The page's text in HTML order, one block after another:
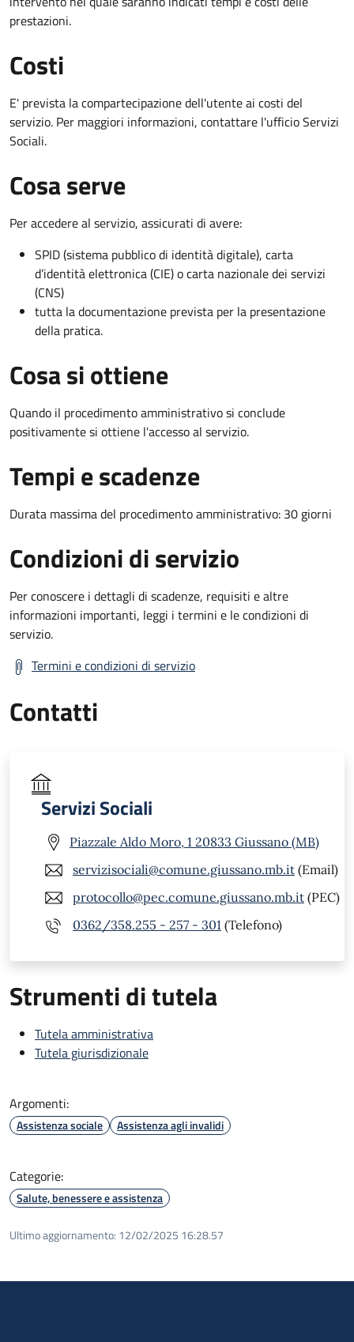
prestazioni.
Costi
E' prevista la compartecipazione dell'utente ai costi del
servizio. Per maggiori informazioni, contattare l'ufficio Servizi
Sociali.
Cosa serve
Per accedere al servizio, assicurati di avere:
SPID (sistema pubblico di identità digitale), carta
d’identità elettronica (CIE) o carta nazionale dei servizi
(CNS)
tutta la documentazione prevista per la presentazione
della pratica.
Cosa si ottiene
Quando il procedimento amministrativo si conclude
positivamente si ottiene l'accesso al servizio.
Tempi e scadenze
Durata massima del procedimento amministrativo: 30 giorni
Condizioni di servizio
Per conoscere i dettagli di scadenze, requisiti e altre
informazioni importanti, leggi i termini e le condizioni di
servizio.
Termini e condizioni di servizio
Contatti
Servizi Sociali
Piazzale Aldo Moro, 1 20833 Giussano (MB)
servizisociali@comune.giussano.mb.it (Email)
protocollo@pec.comune.giussano.mb.it (PEC)
0362/358.255 - 257 - 301 (Telefono)
Strumenti di tutela
Tutela amministrativa
Tutela giurisdizionale
Argomenti:
Assistenza sociale Assistenza agli invalidi
Categorie:
Salute, benessere e assistenza
Ultimo aggiornamento: 12/02/2025 16:28.57